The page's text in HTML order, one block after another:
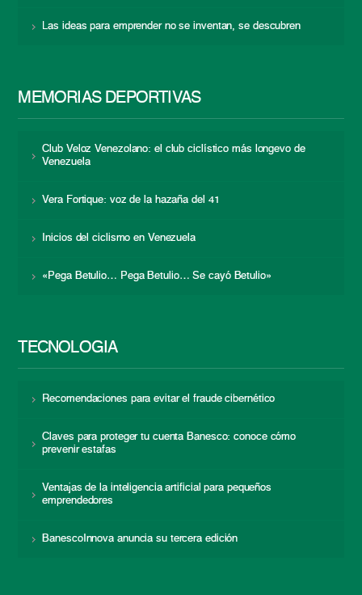
Las ideas para emprender no se inventan, se descubren
MEMORIAS DEPORTIVAS
Club Veloz Venezolano: el club ciclístico más longevo de
Venezuela
Vera Fortique: voz de la hazaña del 41
Inicios del ciclismo en Venezuela
«Pega Betulio… Pega Betulio… Se cayó Betulio»
TECNOLOGÍA
Recomendaciones para evitar el fraude cibernético
Claves para proteger tu cuenta Banesco: conoce cómo
prevenir estafas
Ventajas de la inteligencia artificial para pequeños
emprendedores
BanescoInnova anuncia su tercera edición